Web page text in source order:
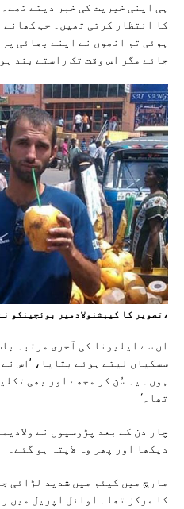
ہی اپنی خیریت کی خبر دیتے
کا انتظار کرتی تھیں۔ جب کھانے
ہوئی تو انھوں نے اپنے بھائی
جائے مگر اس وقت تک راستے بند
،تصویر کا کیپشنولادمیر بوئچینکو
سسکیاں لیتے ہوئے بتایا، ’اس
ہوں۔ یہ سُن کر مجھے اور بھی
تھا۔‘
چار دن کے بعد پڑوسیوں نے
دیکھا اور پھر وہ لاپتہ ہو گئے۔
مارچ میں کیئو میں شدید لڑائی
کا مرکز تھا۔ اوائل اپریل میں